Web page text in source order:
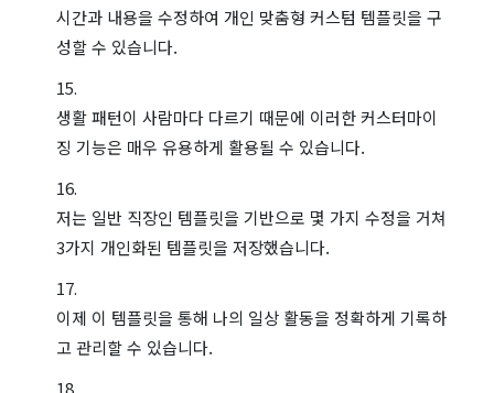
시간과 내용을 수정하여 개인 맞춤형 커스텀 템플릿을 구
성할 수 있습니다.
생활 패턴이 사람마다 다르기 때문에 이러한 커스터마이
징 기능은 매우 유용하게 활용될 수 있습니다.
저는 일반 직장인 템플릿을 기반으로 몇 가지 수정을 거쳐
3가지 개인화된 템플릿을 저장했습니다.
이제 이 템플릿을 통해 나의 일상 활동을 정확하게 기록하
고 관리할 수 있습니다.